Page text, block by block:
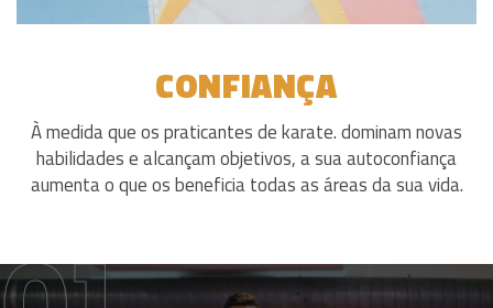
CONFIANÇA
À medida que os praticantes de karate. dominam novas
habilidades e alcançam objetivos, a sua autoconfiança
aumenta o que os beneficia todas as áreas da sua vida.